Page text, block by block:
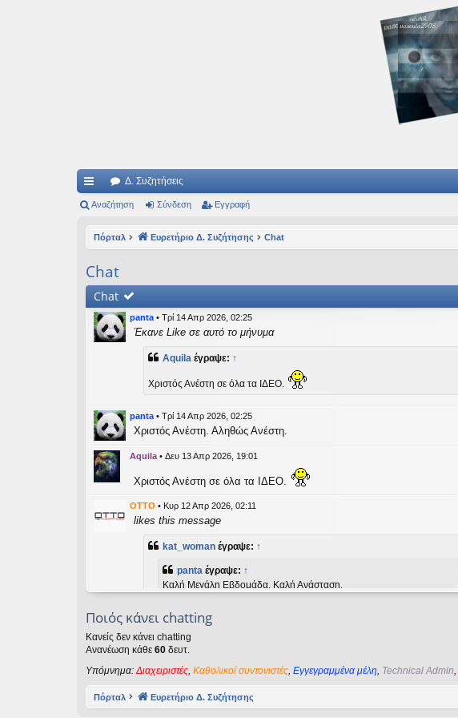
Αυτός ο τόπος φιλοδοξεί να ανοίγει μονοπάτια για τα συναρπαστικά και όμορφα ταξίδια του νού...
ρή
ς
Δ. Συζητήσεις
Αναζήτηση Σύνδεση Εγγραφή
Πόρταλ Ευρετήριο Δ. Συζήτησης Chat
Chat
Chat
panta • Τρί 14 Απρ 2026, 02:25
Έκανε Like σε αυτό το μήνυμα
Aquila έγραψε: ↑
Χριστός Ανέστη σε όλα τα ΙΔΕΟ.
panta • Τρί 14 Απρ 2026, 02:25
Χριστός Ανέστη. Αληθώς Ανέστη.
Aquila • Δευ 13 Απρ 2026, 19:01
Χριστός Ανέστη σε όλα τα ΙΔΕΟ.
OTTO • Κυρ 12 Απρ 2026, 02:11
likes this message
kat_woman έγραψε: ↑
panta έγραψε: ↑
Καλή Μεγάλη Εβδομάδα. Καλή Ανάσταση.
Καλή Ανάσταση σε όλους!
kat_woman•Τετ 08 Απρ 2026, 14:21
pantaέγραψε:↑
Καλή Μεγάλη Εβδομάδα. Καλή Ανάσταση.
Ποιός κάνει chatting
Κανείς δεν κάνει chatting
Ανανέωση κάθε 60 δευτ.
Υπόμνημα:Διαχειριστές, Καθολικοί συντονιστές, Εγγεγραμμένα μέλη, Technical Admin,
Πόρταλ Ευρετήριο Δ. Συζήτησης